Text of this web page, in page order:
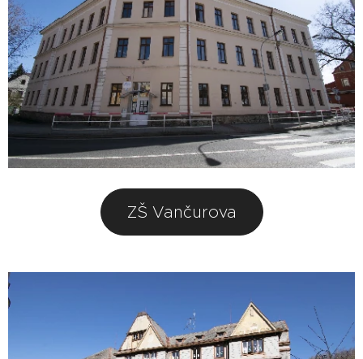
ZŠ Vančurova